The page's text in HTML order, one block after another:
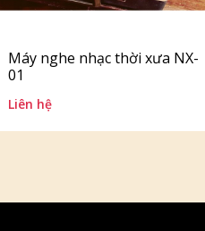
Máy nghe nhạc thời xưa NX-
01
Liên hệ